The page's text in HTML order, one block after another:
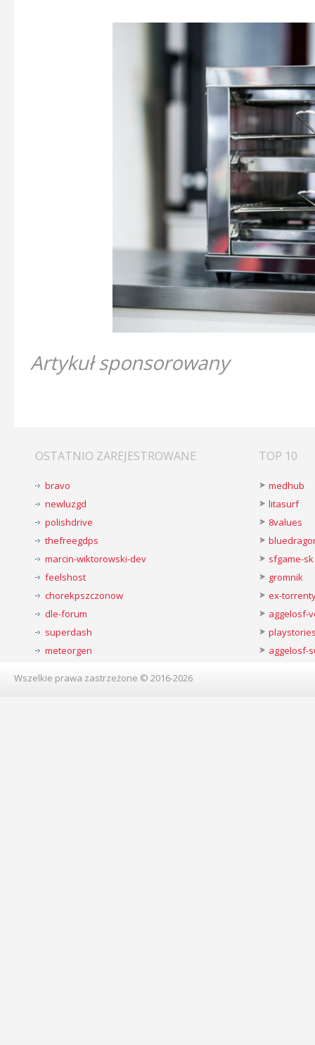
Artykuł sponsorowany
OSTATNIO ZAREJESTROWANE
bravo
newluzgd
polishdrive
thefreegdps
marcin-wiktorowski-dev
feelshost
chorekpszczonow
dle-forum
superdash
meteorgen
TOP 10
medhub
litasurf
8values
sfgame-sk
gromnik
ex-
aggelosf-
aggelosf-
Wszelkie prawa zastrzeżone © 2016-2026